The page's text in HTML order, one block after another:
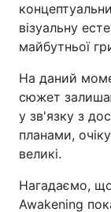
візуальну
майбутньої
На даний
сюжет
у зв'язку з
планами,
великі.
Нагадаємо,
Awakening